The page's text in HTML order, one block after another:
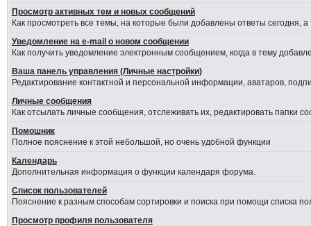
Просмотр активных тем и новых сообщений
Как просмотреть все темы, на которые были добавлены ответы сегодня,
Уведомление на е-mail о новом сообщении
Как получить уведомление электронным сообщением, когда в тему
Ваша панель управления (Личные настройки)
Редактирование контактной и персональной информации, аватаров,
Личные сообщения
Как отсылать личные сообщения, отслеживать их, редактировать папки
Помошник
Полное пояснение к этой небольшой, но очень удобной функции
Календарь
Дополнительная информация о функции календаря форума.
Список пользователей
Пояснение к разным способам сортировки и поиска при помощи списка
Просмотр профиля пользователя